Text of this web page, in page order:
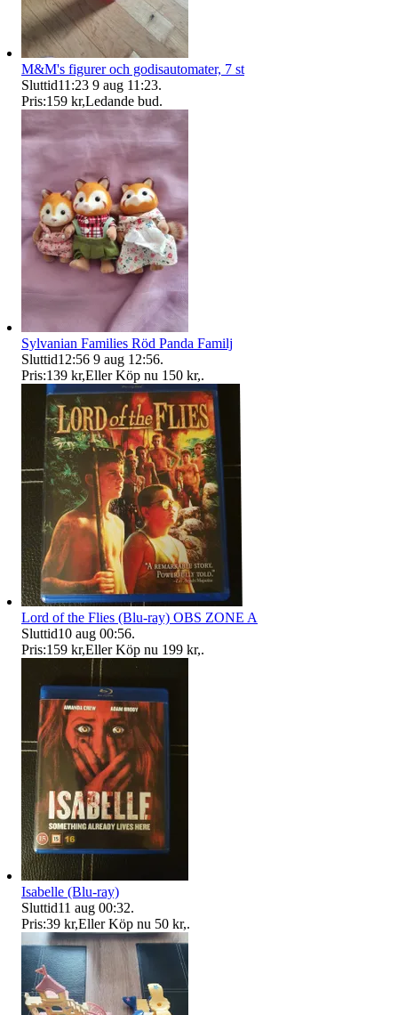
M&M's figurer och godisautomater, 7 st
Sluttid11:23 9 aug 11:23.
Pris:159 kr,Ledande bud.
Sylvanian Families Röd Panda Familj
Sluttid12:56 9 aug 12:56.
Pris:139 kr,Eller Köp nu 150 kr,.
Lord of the Flies (Blu-ray) OBS ZONE A
Sluttid10 aug 00:56.
Pris:159 kr,Eller Köp nu 199 kr,.
Isabelle (Blu-ray)
Sluttid11 aug 00:32.
Pris:39 kr,Eller Köp nu 50 kr,.